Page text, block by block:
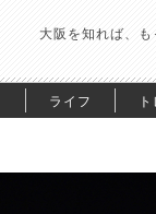
大阪を知れば、
ライフ